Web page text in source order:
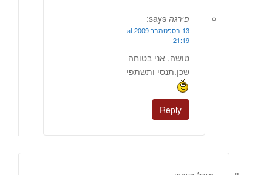
פירגה says:
13 בספטמבר 2009 at
21:19
טושה, אני בטוחה
שכן.תנסי ותשתפי
Reply